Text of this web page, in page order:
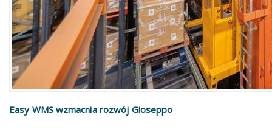
Easy WMS wzmacnia rozwój Gioseppo